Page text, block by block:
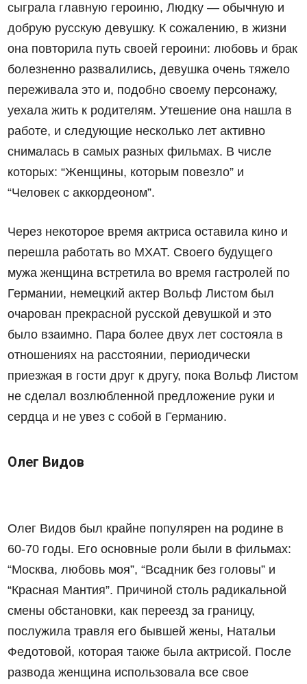
сыграла главную героиню, Людку — обычную и
добрую русскую девушку. К сожалению, в жизни
она повторила путь своей героини: любовь и брак
болезненно развалились, девушка очень тяжело
переживала это и, подобно своему персонажу,
уехала жить к родителям. Утешение она нашла в
работе, и следующие несколько лет активно
снималась в самых разных фильмах. В числе
которых: “Женщины, которым повезло” и
“Человек с аккордеоном”.
Через некоторое время актриса оставила кино и
перешла работать во МХАТ. Своего будущего
мужа женщина встретила во время гастролей по
Германии, немецкий актер Вольф Листом был
очарован прекрасной русской девушкой и это
было взаимно. Пара более двух лет состояла в
отношениях на расстоянии, периодически
приезжая в гости друг к другу, пока Вольф Листом
не сделал возлюбленной предложение руки и
сердца и не увез с собой в Германию.
Олег Видов
Олег Видов был крайне популярен на родине в
60-70 годы. Его основные роли были в фильмах:
“Москва, любовь моя”, “Всадник без головы” и
“Красная Мантия”. Причиной столь радикальной
смены обстановки, как переезд за границу,
послужила травля его бывшей жены, Натальи
Федотовой, которая также была актрисой. После
развода женщина использовала все свое